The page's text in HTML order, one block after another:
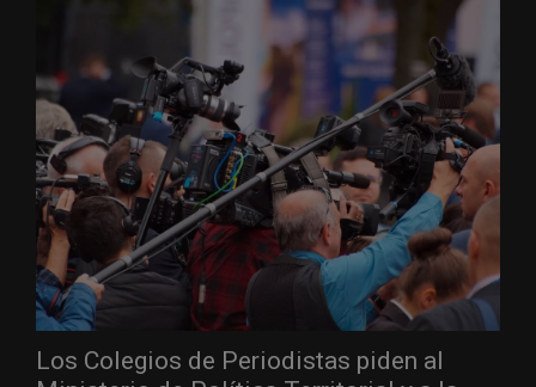
Los Colegios de Periodistas piden al